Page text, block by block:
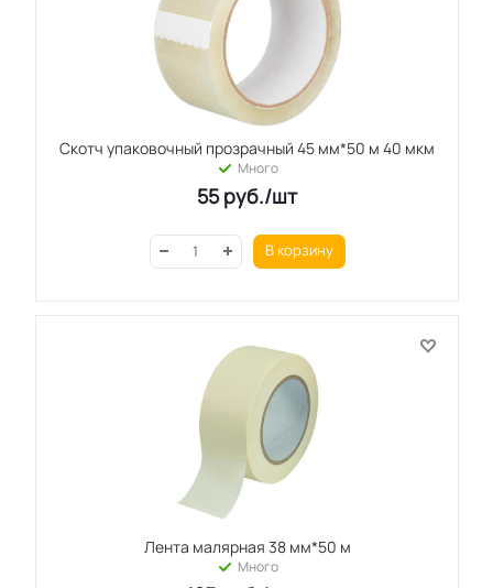
Скотч упаковочный прозрачный 45 мм*50 м 40 мкм
Много
55руб./шт
В корзину
Лента малярная 38 мм*50 м
Много